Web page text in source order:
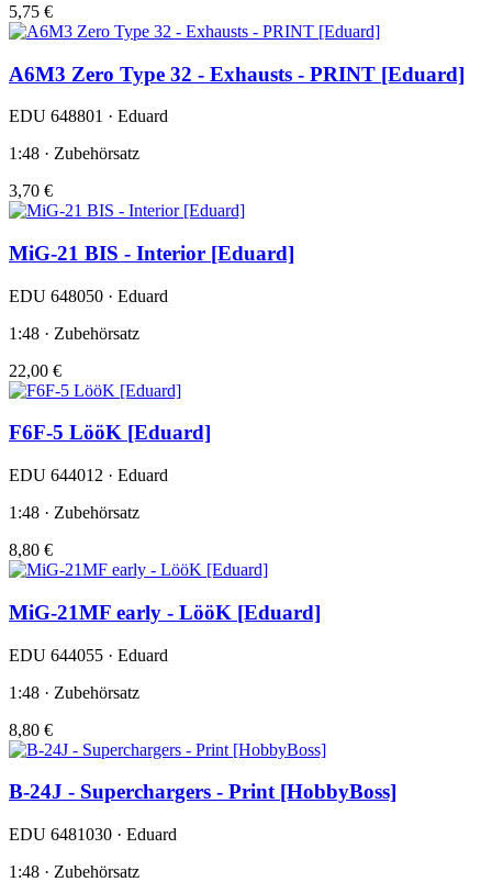
5,75 €
A6M3 Zero Type 32 - Exhausts - PRINT [Eduard]
EDU 648801 · Eduard
1:48 · Zubehörsatz
3,70 €
MiG-21 BIS - Interior [Eduard]
EDU 648050 · Eduard
1:48 · Zubehörsatz
22,00 €
F6F-5 LööK [Eduard]
EDU 644012 · Eduard
1:48 · Zubehörsatz
8,80 €
MiG-21MF early - LööK [Eduard]
EDU 644055 · Eduard
1:48 · Zubehörsatz
8,80 €
B-24J - Superchargers - Print [HobbyBoss]
EDU 6481030 · Eduard
1:48 · Zubehörsatz